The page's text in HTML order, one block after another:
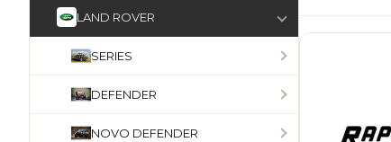
LAND ROVER
SERIES
DEFENDER
NOVO DEFENDER